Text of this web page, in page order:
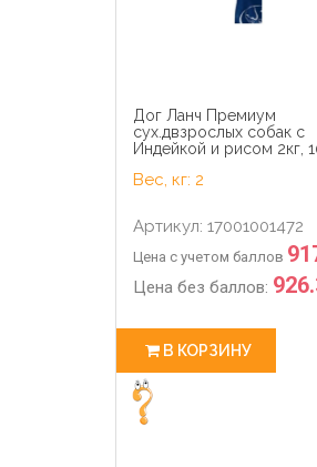
Дог Ланч Премиум
сух.двзрослых собак с
Индейкой и рисом 2кг,
Вес, кг: 2
Артикул: 17001001472
Цена с учетом баллов
Цена без баллов:
В КОРЗИНУ